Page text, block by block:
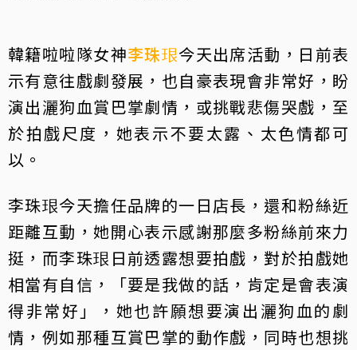
韓籍啦啦隊女神李珠珢今天出席活動，日前表
示有意往戲劇發展，也自豪表現會非常好，盼
演出灑狗血賞巴掌劇情，或挑戰悲傷哭戲，至
於拍戲尺度，她表示不要太露、太色情都可
以。
李珠珢今天擔任品牌的一日店長，還和粉絲近
距離互動，她開心表示感謝那麼多粉絲前來力
挺，而李珠珢日前透露想要拍戲，對於拍戲她
相當有自信，「要是我做的話，肯定是會表演
得非常好」，她也許願想要演出灑狗血的劇
情，例如那種互賞巴掌的動作戲，同時也想挑